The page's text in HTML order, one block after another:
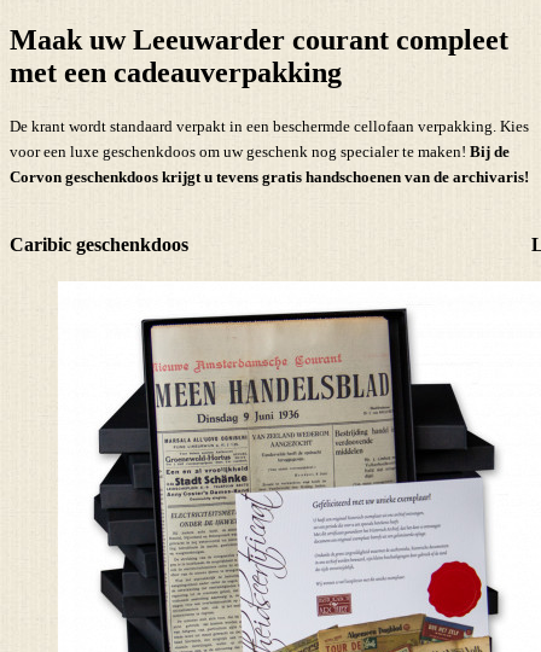
Maak uw Leeuwarder courant compleet
met een cadeauverpakking
De krant wordt standaard verpakt in een beschermde cellofaan verpakking. Kies
voor een luxe geschenkdoos om uw geschenk nog specialer te maken! Bij de
Corvon geschenkdoos krijgt u tevens gratis handschoenen van de archivaris!
Caribic geschenkdoos